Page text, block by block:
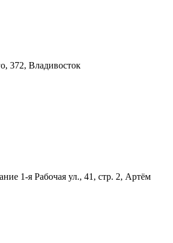
372, Владивосток
1-я Рабочая ул., 41, стр. 2, Артём